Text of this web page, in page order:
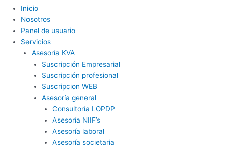
Inicio
Nosotros
Panel de usuario
Servicios
Asesoría KVA
Suscripción Empresarial
Suscripción profesional
Suscripcion WEB
Asesoría general
Consultoría LOPDP
Asesoría NIIF’s
Asesoría laboral
Asesoría societaria